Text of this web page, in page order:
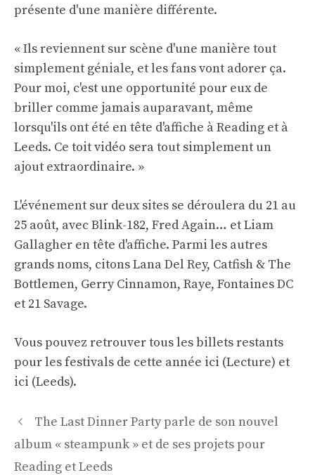
présente d'une manière différente.
« Ils reviennent sur scène d'une manière tout
simplement géniale, et les fans vont adorer ça.
Pour moi, c'est une opportunité pour eux de
briller comme jamais auparavant, même
lorsqu'ils ont été en tête d'affiche à Reading et à
Leeds. Ce toit vidéo sera tout simplement un
ajout extraordinaire. »
L'événement sur deux sites se déroulera du 21 au
25 août, avec Blink-182, Fred Again… et Liam
Gallagher en tête d'affiche. Parmi les autres
grands noms, citons Lana Del Rey, Catfish & The
Bottlemen, Gerry Cinnamon, Raye, Fontaines DC
et 21 Savage.
Vous pouvez retrouver tous les billets restants
pour les festivals de cette année ici (Lecture) et
ici (Leeds).
Navigation
des
articles
The Last Dinner Party parle de son nouvel
album « steampunk » et de ses projets pour
Reading et Leeds